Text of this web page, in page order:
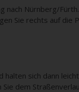
nach Nürnberg/
Sie rechts auf
sich dann
dem